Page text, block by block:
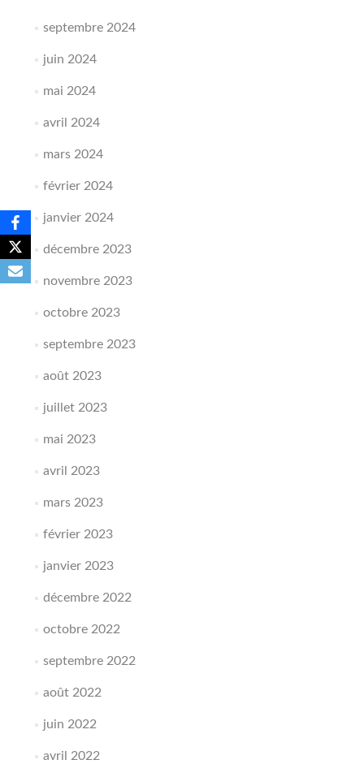
septembre 2024
juin 2024
mai 2024
avril 2024
mars 2024
février 2024
janvier 2024
décembre 2023
novembre 2023
octobre 2023
septembre 2023
août 2023
juillet 2023
mai 2023
avril 2023
mars 2023
février 2023
janvier 2023
décembre 2022
octobre 2022
septembre 2022
août 2022
juin 2022
avril 2022